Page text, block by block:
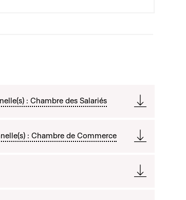
: Chambre des Salariés
: Chambre de Commerce